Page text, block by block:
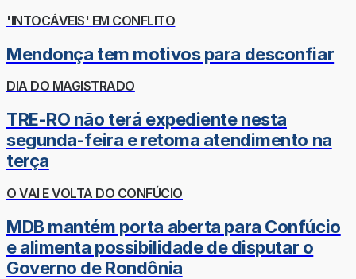
'INTOCÁVEIS' EM CONFLITO
Mendonça tem motivos para desconfiar
DIA DO MAGISTRADO
TRE-RO não terá expediente nesta
segunda-feira e retoma atendimento na
terça
O VAI E VOLTA DO CONFÚCIO
MDB mantém porta aberta para Confúcio
e alimenta possibilidade de disputar o
Governo de Rondônia